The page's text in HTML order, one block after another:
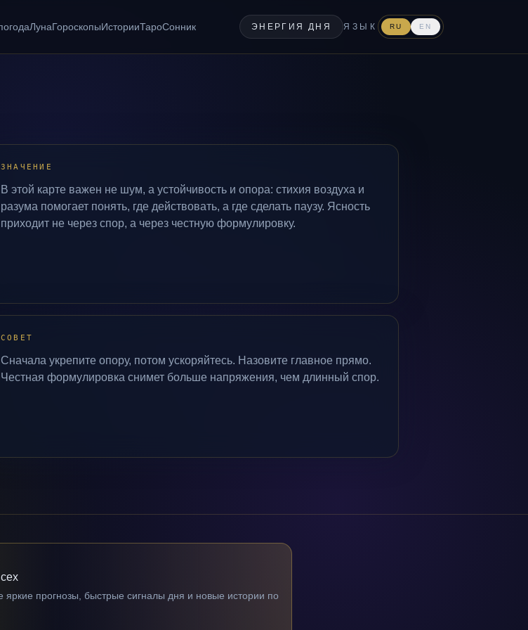
ЛунаГороскопыИсторииТароСонник ЭНЕРГИЯ ДНЯ ЯЗЫК RU EN
ЗНАЧЕНИЕ
В этой карте важен не шум, а устойчивость и опора: стихия воздуха и
разума помогает понять, где действовать, а где сделать паузу. Ясность
приходит не через спор, а через честную формулировку.
СОВЕТ
Сначала укрепите опору, потом ускоряйтесь. Назовите главное прямо.
Честная формулировка снимет больше напряжения, чем длинный спор.
прогнозы, быстрые сигналы дня и новые истории по